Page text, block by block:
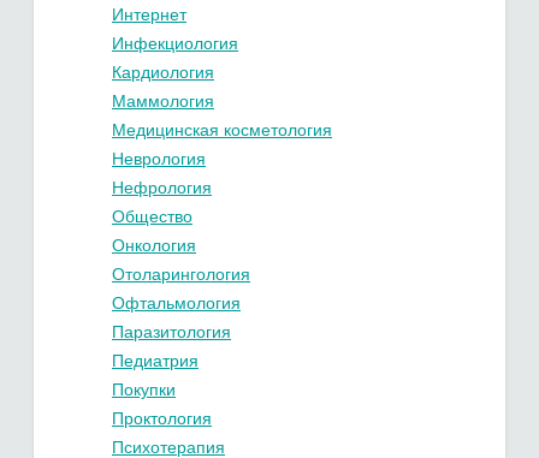
Интернет
Инфекциология
Кардиология
Маммология
Медицинская косметология
Неврология
Нефрология
Общество
Онкология
Отоларингология
Офтальмология
Паразитология
Педиатрия
Покупки
Проктология
Психотерапия